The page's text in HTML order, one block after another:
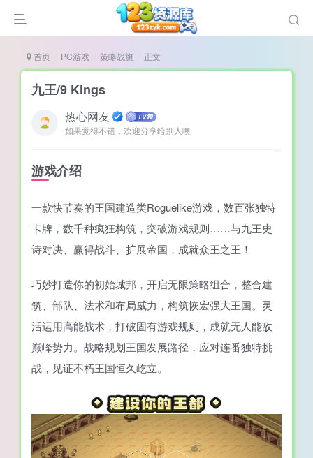
（摸鱼游戏）
首页 PC游戏 策略战旗 正文
九王/9 Kings
热心网友
如果觉得不错，欢迎分享给别人噢
游戏介绍
一款快节奏的王国建造类Roguelike游戏，数百张独特
卡牌，数千种疯狂构筑，突破游戏规则……与九王史
诗对决、赢得战斗、扩展帝国，成就众王之王！
巧妙打造你的初始城邦，开启无限策略组合，整合建
筑、部队、法术和布局威力，构筑恢宏强大王国。灵
活运用高能战术，打破固有游戏规则，成就无人能敌
巅峰势力。战略规划王国发展路径，应对连番独特挑
战，见证不朽王国恒久屹立。